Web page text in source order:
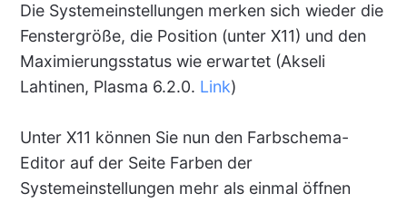
Die Systemeinstellungen merken sich wieder die
Fenstergröße, die Position (unter X11) und den
Maximierungsstatus wie erwartet (Akseli
Lahtinen, Plasma 6.2.0. Link)
Unter X11 können Sie nun den Farbschema-
Editor auf der Seite Farben der
Systemeinstellungen mehr als einmal öffnen